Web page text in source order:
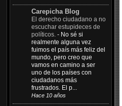
Carepicha Blog
El derecho ciudadano a no
escuchar estupideces de
políticos. - No sé si
realmente alguna vez
fuimos el país más feliz del
mundo, pero creo que
vamos en camino a ser
uno de los países con
ciudadanos más
frustrados. El p...
Hace 10 años